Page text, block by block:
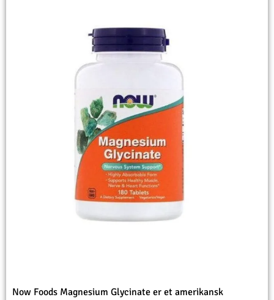
Now Foods Magnesium Glycinate er et amerikansk